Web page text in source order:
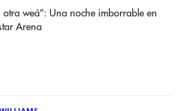
otra weá”: Una noche imborrable en
Arena